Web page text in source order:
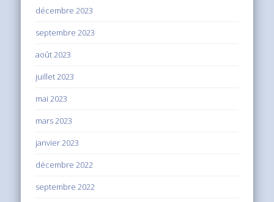
décembre 2023
septembre 2023
août 2023
juillet 2023
mai 2023
mars 2023
janvier 2023
décembre 2022
septembre 2022